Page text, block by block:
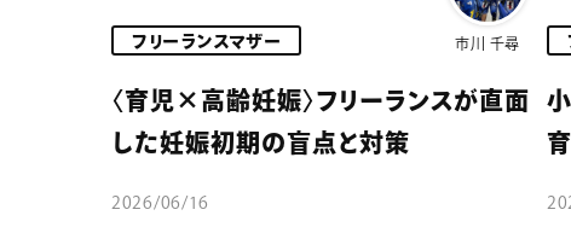
市川 千尋
フリーランスマザー
〈育児×高齢妊娠〉フリーランスが直面
した妊娠初期の盲点と対策
2026/06/16